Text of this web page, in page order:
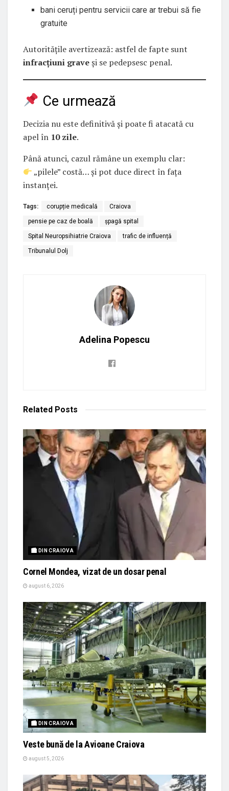
bani ceruți pentru servicii care ar trebui să fie
gratuite
Autoritățile avertizează: astfel de fapte sunt
infracțiuni graveși se pedepsesc penal.
Ce urmează
Decizia nu este definitivă și poate fi atacată cu
apel în 10 zile.
Până atunci, cazul rămâne un exemplu clar:
„pilele” costă… și pot duce direct în fața
instanței.
Tags: corupție medicală Craiova
pensie pe caz de boală șpagă spital
Spital Neuropsihiatrie Craiova trafic de influență
Tribunalul Dolj
Adelina Popescu
Related Posts
🏙 DIN CRAIOVA
Cornel Mondea, vizat de un dosar penal
august 6, 2026
🏙 DIN CRAIOVA
Veste bună de la Avioane Craiova
august 5, 2026